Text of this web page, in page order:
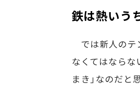
鉄は熱いう
では新人のテ
なくてはならな
まき」なのだと